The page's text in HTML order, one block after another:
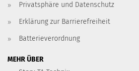
Privatsphäre und Datenschutz
Erklärung zur Barrierefreiheit
Batterieverordnung
MEHR ÜBER